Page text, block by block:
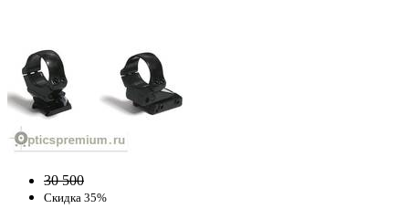
30 500
Скидка 35%